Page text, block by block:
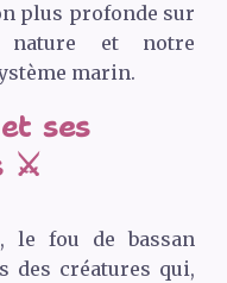
plus profonde sur
et notre
marin.
ses
⚔️
le fou de bassan
des créatures qui,